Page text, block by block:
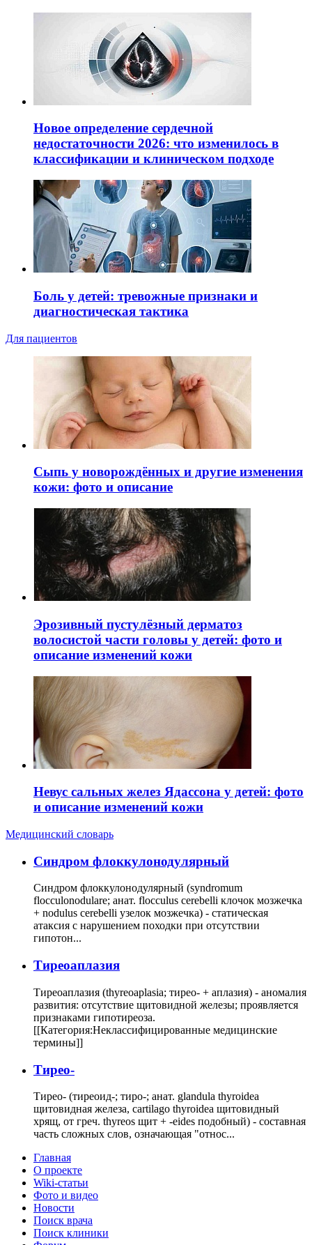
Новое определение сердечной
недостаточности 2026: что изменилось в
классификации и клиническом подходе
Боль у детей: тревожные признаки и
диагностическая тактика
Для пациентов
Сыпь у новорождённых и другие изменения
кожи: фото и описание
Эрозивный пустулёзный дерматоз
волосистой части головы у детей: фото и
описание изменений кожи
Невус сальных желез Ядассона у детей: фото
и описание изменений кожи
Медицинский словарь
Cиндром флоккулонодулярный
Синдром флоккулонодулярный (syndromum
flocculonodulare; анат. flocculus cerebelli клочок мозжечка
+ nodulus cerebelli узелок мозжечка) - статическая
атаксия с нарушением походки при отсутствии
гипотон...
Тиреоаплазия
Тиреоаплазия (thyreoaplasia; тирео- + аплазия) - аномалия
развития: отсутствие щитовидной железы; проявляется
признаками гипотиреоза.
[[Категория:Неклассифицированные медицинские
термины]]
Тирео-
Тирео- (тиреоид-; тиро-; анат. glandula thyroidea
щитовидная железа, cartilago thyroidea щитовидный
хрящ, от греч. thyreos щит + -eides подобный) - составная
часть сложных слов, означающая "относ...
Главная
О проекте
Wiki-статьи
Фото и видео
Новости
Поиск врача
Поиск клиники